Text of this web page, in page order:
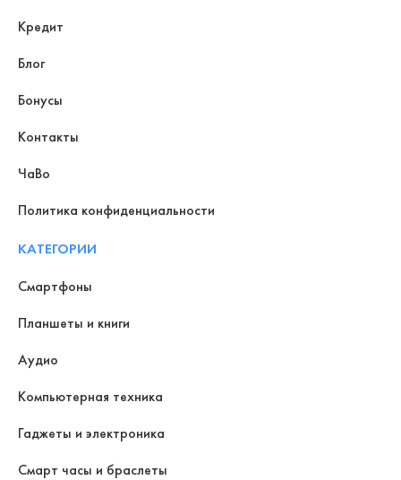
Кредит
Блог
Бонусы
Контакты
ЧаВо
Политика конфиденциальности
КАТЕГОРИИ
Смартфоны
Планшеты и книги
Аудио
Компьютерная техника
Гаджеты и электроника
Смарт часы и браслеты